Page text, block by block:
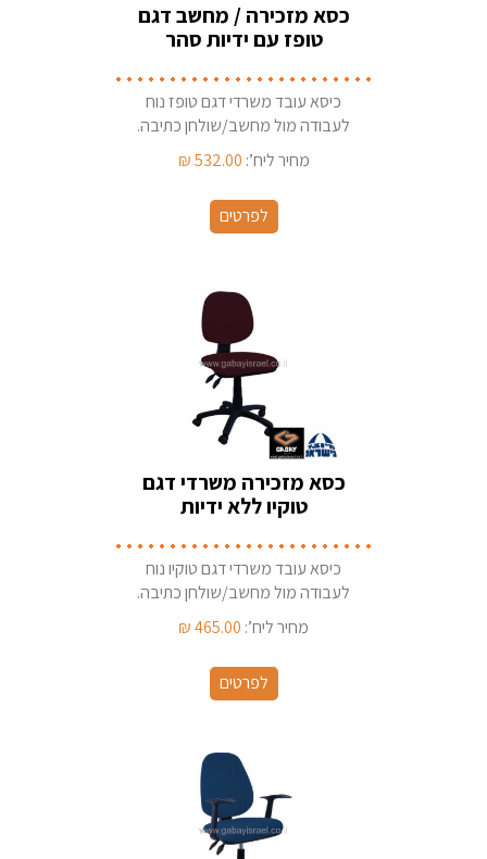
כסא מזכירה / מחשב דגם
טופז עם ידיות סהר
כיסא עובד משרדי דגם טופז נוח
לעבודה מול מחשב/שולחן כתיבה.
קיים במגוון בדי ריפוד תוצרת ישראל
מחיר ליח’: 532.00
₪
לפרטים
כסא מזכירה משרדי דגם
טוקיו ללא ידיות
כיסא עובד משרדי דגם טוקיו נוח
לעבודה מול מחשב/שולחן כתיבה.
קיים במגוון בדי ריפוד תוצרת ישראל
מחיר ליח’: 465.00
₪
לפרטים